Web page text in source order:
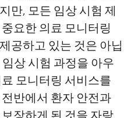
만, 모든 임상 시험 제
요한 의료 모니터링
공하고 있는 것은 아닙
임상 시험 과정을 아우
모니터링 서비스를
반에서 환자 안전과
장하게 된 것을 자랑